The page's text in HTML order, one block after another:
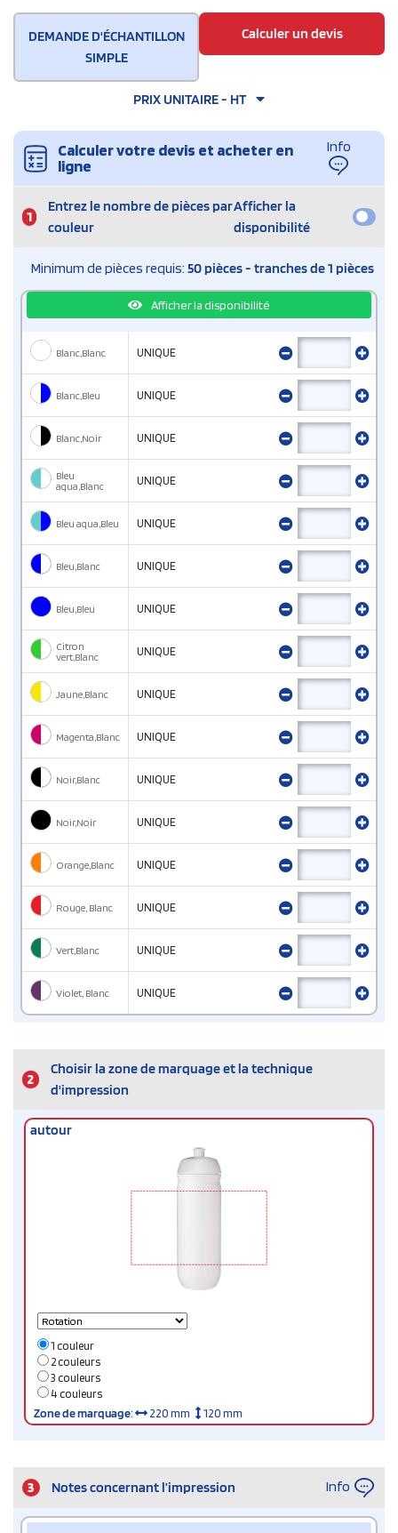
DEMANDE D'ÉCHANTILLON
SIMPLE
Calculer un devis
PRIX UNITAIRE - HT
Calculer votre devis et acheter en
ligne
Info
1
Entrez le nombre de pièces par
couleur
Afficher la
disponibilité
Minimum de pièces requis: 50 pièces - tranches de 1 pièces
Afficher la disponibilité
Blanc,Blanc UNIQUE
Blanc,Bleu UNIQUE
Blanc,Noir UNIQUE
Bleu
aqua,Blanc
UNIQUE
Bleu aqua,Bleu UNIQUE
Bleu,Blanc UNIQUE
Bleu,Bleu UNIQUE
Citron
vert,Blanc
UNIQUE
Jaune,Blanc UNIQUE
Magenta,Blanc UNIQUE
Noir,Blanc UNIQUE
Noir,Noir UNIQUE
Orange,Blanc UNIQUE
Rouge, Blanc UNIQUE
Vert,Blanc UNIQUE
Violet, Blanc UNIQUE
2
Choisir la zone de marquage et la technique
d'impression
autour
1 couleur
2 couleurs
3 couleurs
4 couleurs
Zone de marquage: 220 mm 120 mm
3 Notes concernant l’impression Info